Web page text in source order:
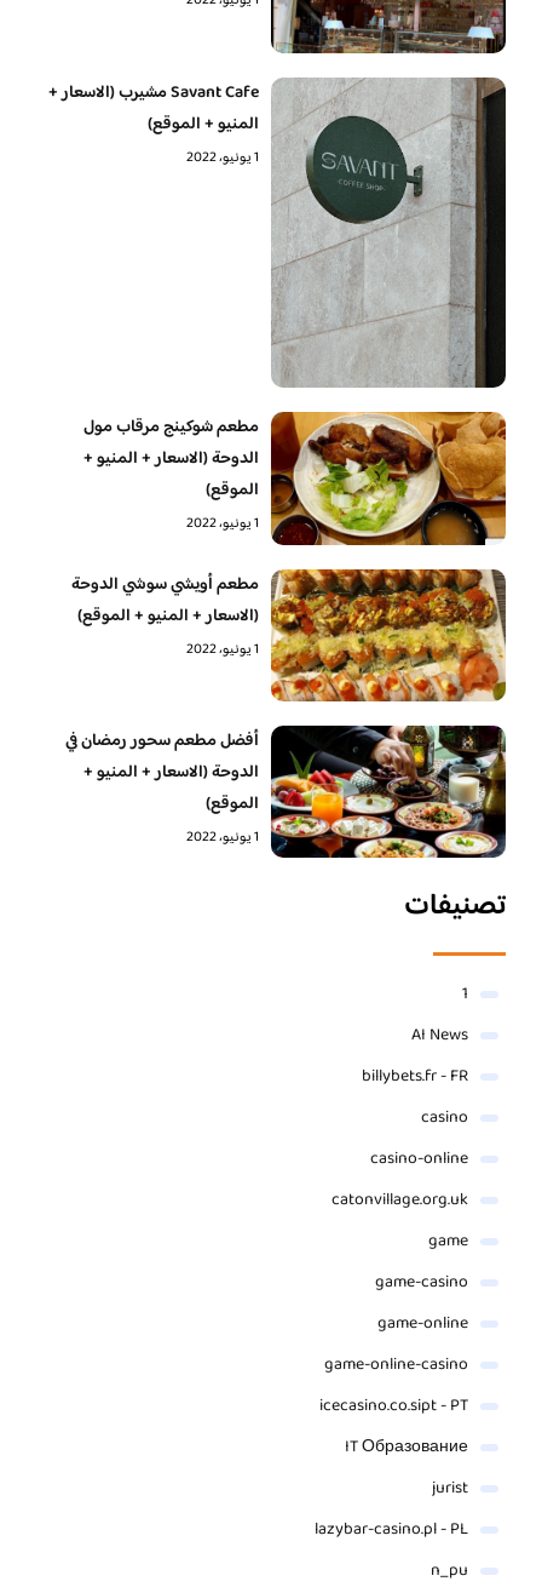
Savant Cafe مشيرب (الاسعار +
المنيو + الموقع)
1 يونيو، 2022
مطعم شوكينج مرقاب مول
الدوحة (الاسعار + المنيو +
الموقع)
1 يونيو، 2022
مطعم أويشي سوشي الدوحة
(الاسعار + المنيو + الموقع)
1 يونيو، 2022
أفضل مطعم سحور رمضان في
الدوحة (الاسعار + المنيو +
الموقع)
1 يونيو، 2022
تصنيفات
1
AI News
billybets.fr - FR
casino
casino-online
catonvillage.org.uk
game
game-casino
game-online
game-online-casino
icecasino.co.sipt - PT
IT Образование
jurist
lazybar-casino.pl - PL
n_pu